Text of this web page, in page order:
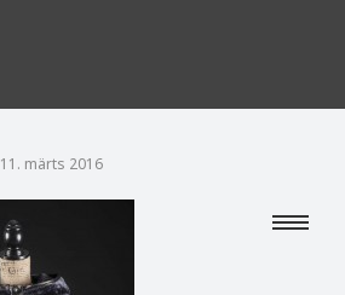
11. märts 2016